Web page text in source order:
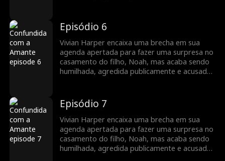
família Harper se vê à beira do colapso. Em
um mundo onde manter as aparências é
essencial, um único erro pode destruir tudo…
e revelar mentiras guardadas por muito
tempo.
Episódio 6
Vivian Harper encaixa uma brecha em sua
agenda apertada para fazer uma surpresa no
casamento do filho, Noah, mas acaba sendo
humilhada, agredida publicamente e acusada
família Harper se vê à beira do colapso. Em
um mundo onde manter as aparências é
essencial, um único erro pode destruir tudo…
e revelar mentiras guardadas por muito
tempo.
Episódio 7
Vivian Harper encaixa uma brecha em sua
agenda apertada para fazer uma surpresa no
casamento do filho, Noah, mas acaba sendo
humilhada, agredida publicamente e acusada